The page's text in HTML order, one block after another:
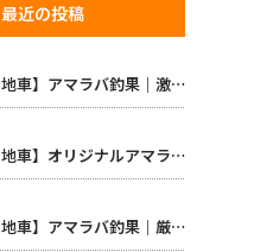
最近の投稿
【遊漁船 地車】アマラバ釣果｜激渋の中で価値ある一匹！初めての48cm白甘鯛に笑顔
【遊漁船 地車】オリジナルアマラバロッドがついに完成！8月1日より販売開始
【遊漁船 地車】アマラバ釣果｜厳しい一日…49.5cmの良型白甘鯛をキャッチ